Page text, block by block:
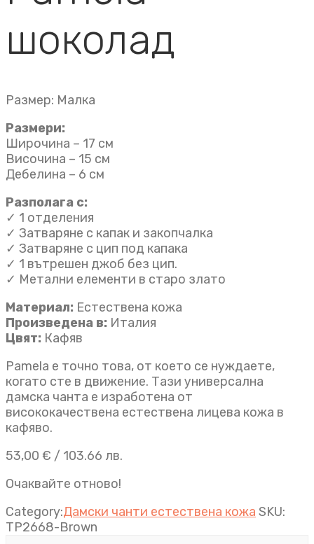
шоколад
Размер: Малка
Размери:
Широчина – 17 см
Височина – 15 см
Дебелина – 6 см
Разполага с:
✓ 1 отделения
✓ Затваряне с капак и закопчалка
✓ Затваряне с цип под капака
✓ 1 вътрешен джоб без цип.
✓ Метални елементи в старо злато
Материал: Естествена кожа
Произведена в: Италия
Цвят: Кафяв
Pamela е точно това, от което се нуждаете,
когато сте в движение. Тази универсална
дамска чанта e изработена от
висококачествена естествена лицева кожа в
кафяво.
53,00 € / 103.66 лв.
Очаквайте отново!
Category:Дамски чанти естествена кожа SKU:
TP2668-Brown